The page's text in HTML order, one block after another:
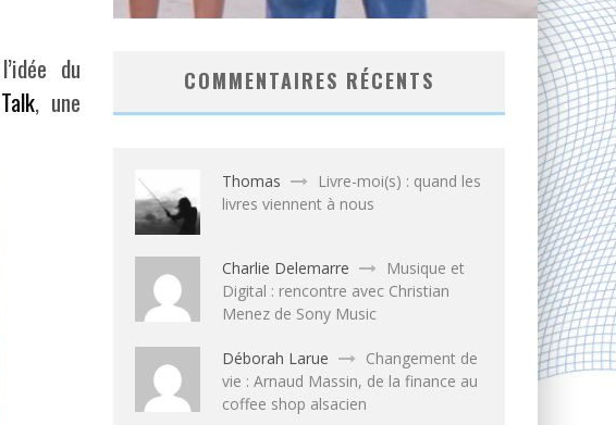
du
, une
COMMENTAIRES RÉCENTS
Thomas
Livre-moi(s) : quand les
livres viennent à nous
Charlie Delemarre
Musique et
Digital : rencontre avec Christian
Menez de Sony Music
Déborah Larue
Changement de
vie : Arnaud Massin, de la finance au
coffee shop alsacien